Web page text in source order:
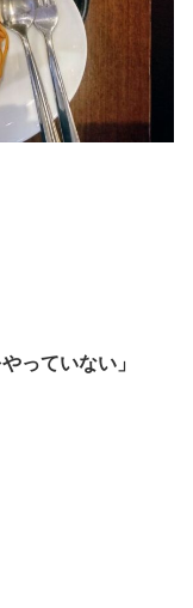
っていない」